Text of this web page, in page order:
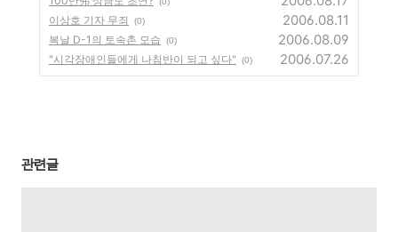
이상호 기자 무죄 (0) 2006.08.11
복날 D-1의 토속촌 모습 (0) 2006.08.09
"시각장애인들에게 나침반이 되고 싶다" (0) 2006.07.26
관련글